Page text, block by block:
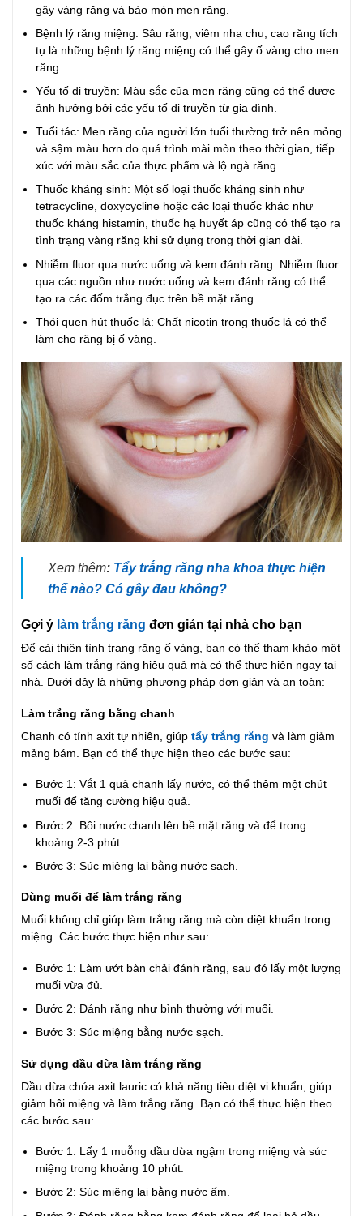
gây vàng răng và bào mòn men răng.
Bệnh lý răng miệng: Sâu răng, viêm nha chu, cao răng tích
tụ là những bệnh lý răng miệng có thể gây ố vàng cho men
răng.
Yếu tố di truyền: Màu sắc của men răng cũng có thể được
ảnh hưởng bởi các yếu tố di truyền từ gia đình.
Tuổi tác: Men răng của người lớn tuổi thường trở nên mỏng
và sậm màu hơn do quá trình mài mòn theo thời gian, tiếp
xúc với màu sắc của thực phẩm và lộ ngà răng.
Thuốc kháng sinh: Một số loại thuốc kháng sinh như
tetracycline, doxycycline hoặc các loại thuốc khác như
thuốc kháng histamin, thuốc hạ huyết áp cũng có thể tạo ra
tình trạng vàng răng khi sử dụng trong thời gian dài.
Nhiễm fluor qua nước uống và kem đánh răng: Nhiễm fluor
qua các nguồn như nước uống và kem đánh răng có thể
tạo ra các đốm trắng đục trên bề mặt răng.
Thói quen hút thuốc lá: Chất nicotin trong thuốc lá có thể
làm cho răng bị ố vàng.
Xem thêm: Tẩy trắng răng nha khoa thực hiện
thế nào? Có gây đau không?
Gợi ý làm trắng răng đơn giản tại nhà cho bạn
Để cải thiện tình trạng răng ố vàng, bạn có thể tham khảo một
số cách làm trắng răng hiệu quả mà có thể thực hiện ngay tại
nhà. Dưới đây là những phương pháp đơn giản và an toàn:
Làm trắng răng bằng chanh
Chanh có tính axit tự nhiên, giúp tẩy trắng răng và làm giảm
mảng bám. Bạn có thể thực hiện theo các bước sau:
Bước 1: Vắt 1 quả chanh lấy nước, có thể thêm một chút
muối để tăng cường hiệu quả.
Bước 2: Bôi nước chanh lên bề mặt răng và để trong
khoảng 2-3 phút.
Bước 3: Súc miệng lại bằng nước sạch.
Dùng muối để làm trắng răng
Muối không chỉ giúp làm trắng răng mà còn diệt khuẩn trong
miệng. Các bước thực hiện như sau:
Bước 1: Làm ướt bàn chải đánh răng, sau đó lấy một lượng
muối vừa đủ.
Bước 2: Đánh răng như bình thường với muối.
Bước 3: Súc miệng bằng nước sạch.
Sử dụng dầu dừa làm trắng răng
Dầu dừa chứa axit lauric có khả năng tiêu diệt vi khuẩn, giúp
giảm hôi miệng và làm trắng răng. Bạn có thể thực hiện theo
các bước sau:
Bước 1: Lấy 1 muỗng dầu dừa ngậm trong miệng và súc
miệng trong khoảng 10 phút.
Bước 2: Súc miệng lại bằng nước ấm.